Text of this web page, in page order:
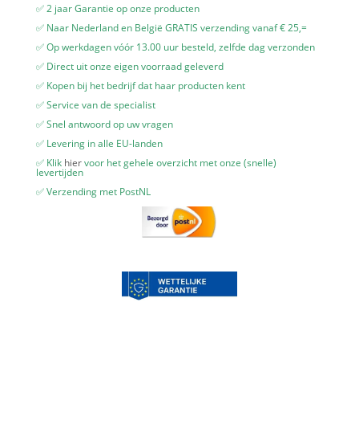
✅ 2 jaar Garantie op onze producten
✅ Naar Nederland en België GRATIS verzending vanaf € 25,=
✅ Op werkdagen vóór 13.00 uur besteld, zelfde dag verzonden
✅ Direct uit onze eigen voorraad geleverd
✅ Kopen bij het bedrijf dat haar producten kent
✅ Service van de specialist
✅ Snel antwoord op uw vragen
✅ Levering in alle EU-landen
✅ Klik hiervoor het gehele overzicht met onze (snelle)
levertijden
✅ Verzending met PostNL